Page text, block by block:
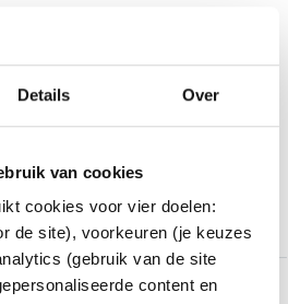
Details Over
van cookies
cookies voor vier doelen:
de site), voorkeuren (je keuzes
(gebruik van de site
content en
Bekijk product
plafondplaat voor